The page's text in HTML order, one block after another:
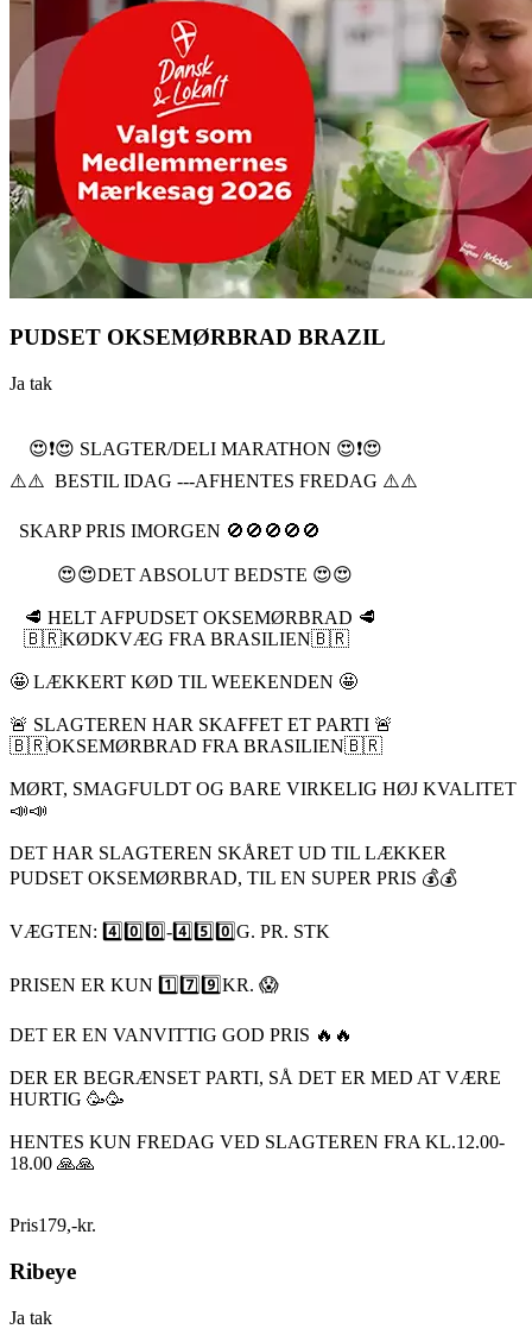
PUDSET OKSEMØRBRAD BRAZIL
Ja tak
😍❗️😍 SLAGTER/DELI MARATHON 😍❗️😍
⚠️⚠️ BESTIL IDAG ---AFHENTES FREDAG ⚠️⚠️
SKARP PRIS IMORGEN 🚫🚫🚫🚫🚫
😍😍DET ABSOLUT BEDSTE 😍😍
🥩 HELT AFPUDSET OKSEMØRBRAD 🥩
🇧🇷KØDKVÆG FRA BRASILIEN🇧🇷
🤩 LÆKKERT KØD TIL WEEKENDEN 🤩
🚨 SLAGTEREN HAR SKAFFET ET PARTI 🚨
🇧🇷OKSEMØRBRAD FRA BRASILIEN🇧🇷
MØRT, SMAGFULDT OG BARE VIRKELIG HØJ KVALITET
📣📣
DET HAR SLAGTEREN SKÅRET UD TIL LÆKKER
PUDSET OKSEMØRBRAD, TIL EN SUPER PRIS 💰💰
VÆGTEN: 4️⃣0️⃣0️⃣-4️⃣5️⃣0️⃣G. PR. STK
PRISEN ER KUN 1️⃣7️⃣9️⃣KR. 😱
DET ER EN VANVITTIG GOD PRIS 🔥🔥
DER ER BEGRÆNSET PARTI, SÅ DET ER MED AT VÆRE
HURTIG 🥳🥳
HENTES KUN FREDAG VED SLAGTEREN FRA KL.12.00-
18.00 🙏🙏
Pris179,-kr.
Ribeye
Ja tak